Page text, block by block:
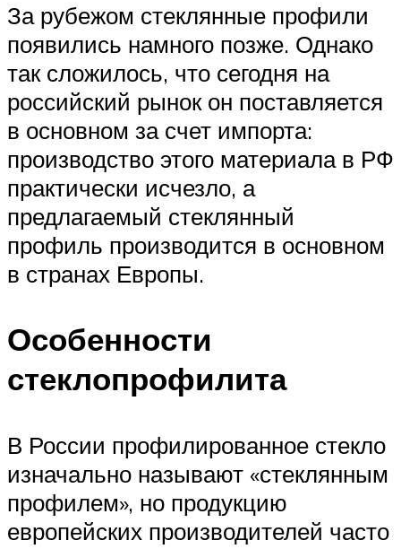
За рубежом стеклянные профили
появились намного позже. Однако
так сложилось, что сегодня на
российский рынок он поставляется
в основном за счет импорта:
производство этого материала в РФ
практически исчезло, а
предлагаемый стеклянный
профиль производится в основном
в странах Европы.
Особенности
стеклопрофилита
В России профилированное стекло
изначально называют «стеклянным
профилем», но продукцию
европейских производителей часто